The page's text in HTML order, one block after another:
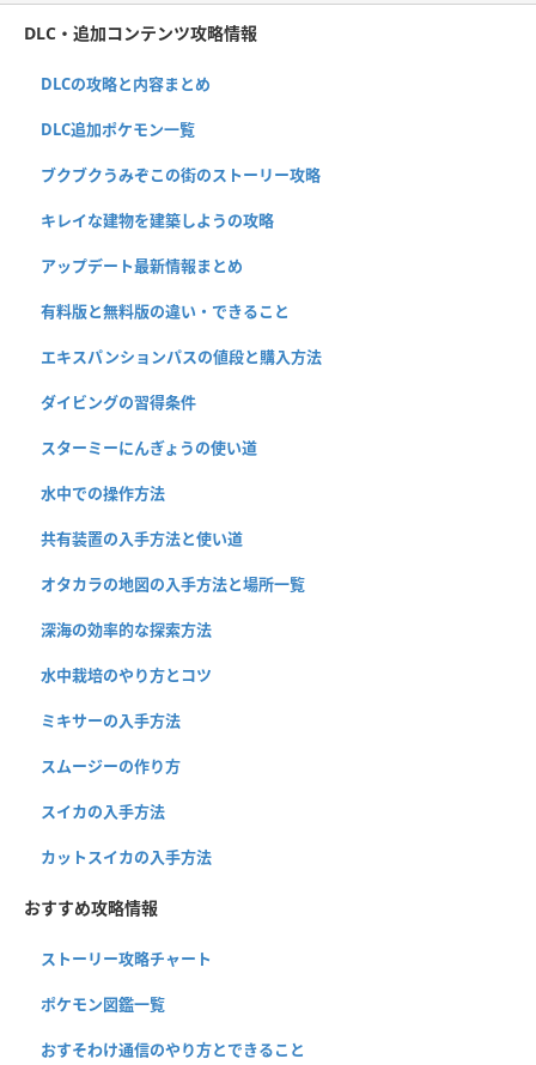
DLC・追加コンテンツ攻略情報
DLCの攻略と内容まとめ
DLC追加ポケモン一覧
ブクブクうみぞこの街のストーリー攻略
キレイな建物を建築しようの攻略
アップデート最新情報まとめ
有料版と無料版の違い・できること
エキスパンションパスの値段と購入方法
ダイビングの習得条件
スターミーにんぎょうの使い道
水中での操作方法
共有装置の入手方法と使い道
オタカラの地図の入手方法と場所一覧
深海の効率的な探索方法
水中栽培のやり方とコツ
ミキサーの入手方法
スムージーの作り方
スイカの入手方法
カットスイカの入手方法
おすすめ攻略情報
ストーリー攻略チャート
ポケモン図鑑一覧
おすそわけ通信のやり方とできること